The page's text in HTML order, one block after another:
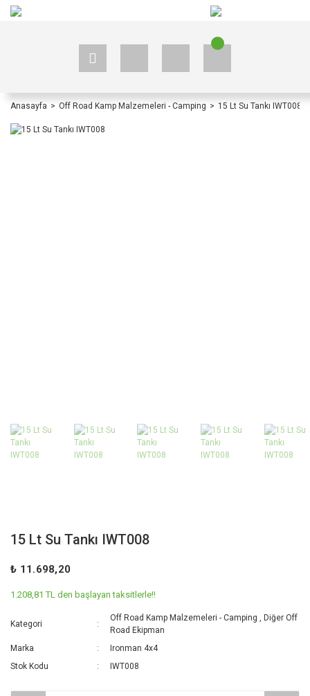
Anasayfa Off Road Kamp Malzemeleri - Camping 15 Lt Su Tankı IWT008
15 Lt Su Tankı IWT008
₺ 11.698,20
1.208,81 TL den başlayan taksitlerle!!
Kategori
Off Road Kamp Malzemeleri - Camping ,Diğer Off
Road Ekipman
Marka
Ironman 4x4
Stok Kodu
IWT008